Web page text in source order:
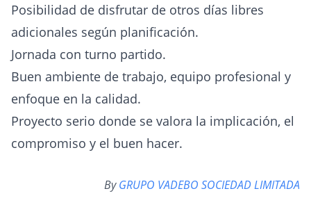
Posibilidad de disfrutar de otros días libres
adicionales según planificación.
Jornada con turno partido.
Buen ambiente de trabajo, equipo profesional y
enfoque en la calidad.
Proyecto serio donde se valora la implicación, el
compromiso y el buen hacer.
ByGRUPO VADEBO SOCIEDAD LIMITADA